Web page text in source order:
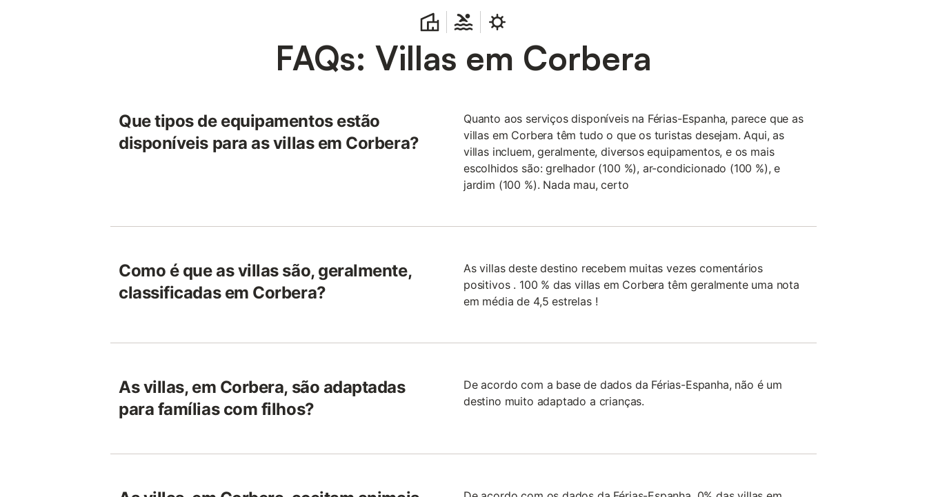
FAQs: Villas em Corbera
Que tipos de equipamentos estão
disponíveis para as villas em Corbera?
Quanto aos serviços disponíveis na Férias-Espanha, parece que as
villas em Corbera têm tudo o que os turistas desejam. Aqui, as
villas incluem, geralmente, diversos equipamentos, e os mais
escolhidos são: grelhador (100 %), ar-condicionado (100 %), e
jardim (100 %). Nada mau, certo
Como é que as villas são, geralmente,
classificadas em Corbera?
As villas deste destino recebem muitas vezes comentários
positivos . 100 % das villas em Corbera têm geralmente uma nota
em média de 4,5 estrelas !
As villas, em Corbera, são adaptadas
para famílias com filhos?
De acordo com a base de dados da Férias-Espanha, não é um
destino muito adaptado a crianças.